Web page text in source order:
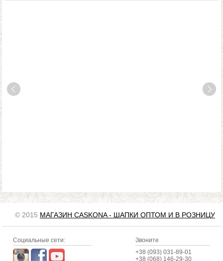
© 2015 МАГАЗИН CASKONA - ШАПКИ ОПТОМ И В РОЗНИЦУ
Социальные сети:
Звоните
+38 (093) 031-89-01
+38 (068) 146-29-30